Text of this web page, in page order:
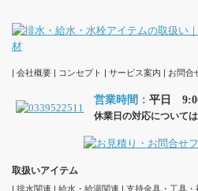
会社概要 コンセプト サービス案内 お問合
営業時間： 平日
休業日の対応について
取扱いアイテム
排水関連 給水・給湯関連 支持金具・工具